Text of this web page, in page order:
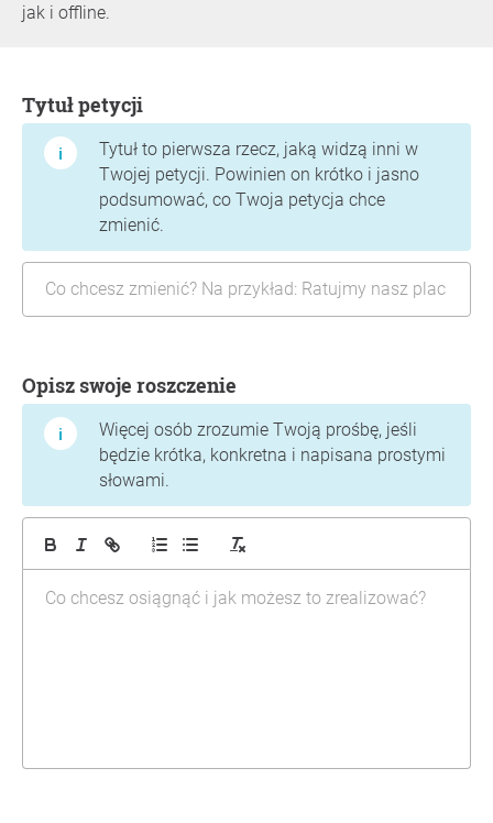
jak i offline.
Tytuł petycji
Tytuł to pierwsza rzecz, jaką widzą inni w
Twojej petycji. Powinien on krótko i jasno
podsumować, co Twoja petycja chce
zmienić.
Opisz swoje roszczenie
Więcej osób zrozumie Twoją prośbę, jeśli
będzie krótka, konkretna i napisana prostymi
słowami.